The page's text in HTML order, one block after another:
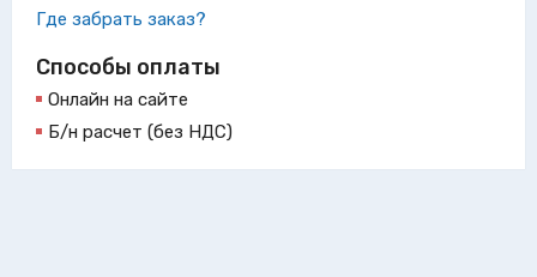
Где забрать заказ?
Способы оплаты
Онлайн на сайте
Б/н расчет (без НДС)